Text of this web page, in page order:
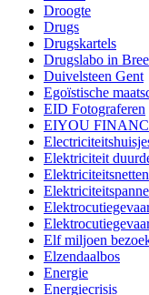
Droogte
Drugs
Drugskartels
Drugslabo in
Duivelsteen Gent
Egoïstische
EID Fotograferen
EIYOU
Elektriciteit
Elektriciteitsnetten
Elektriciteitspanne
Elf miljoen
Elzendaalbos
Energie
Energiecrisis